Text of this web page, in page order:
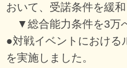
おいて、受諾条件を緩和
▼総合能力条件を3万
●対戦イベントにおける
を実施しました。